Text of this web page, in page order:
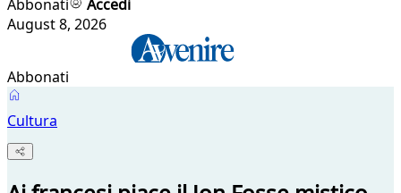
Abbonati
Accedi
August 8, 2026
Abbonati
Cultura